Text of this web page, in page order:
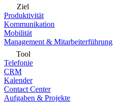
Ziel
Produktivität
Kommunikation
Mobilität
Management & Mitarbeiterführung
Tool
Telefonie
CRM
Kalender
Contact Center
Aufgaben & Projekte